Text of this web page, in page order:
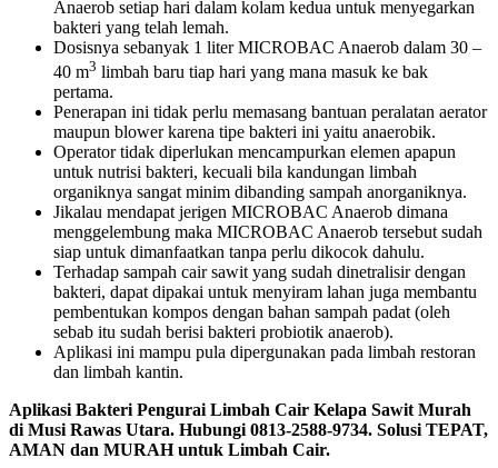
Anaerob setiap hari dalam kolam kedua untuk menyegarkan
bakteri yang telah lemah.
Dosisnya sebanyak 1 liter MICROBAC Anaerob dalam 30 –
40 m3 limbah baru tiap hari yang mana masuk ke bak
pertama.
Penerapan ini tidak perlu memasang bantuan peralatan aerator
maupun blower karena tipe bakteri ini yaitu anaerobik.
Operator tidak diperlukan mencampurkan elemen apapun
untuk nutrisi bakteri, kecuali bila kandungan limbah
organiknya sangat minim dibanding sampah anorganiknya.
Jikalau mendapat jerigen MICROBAC Anaerob dimana
menggelembung maka MICROBAC Anaerob tersebut sudah
siap untuk dimanfaatkan tanpa perlu dikocok dahulu.
Terhadap sampah cair sawit yang sudah dinetralisir dengan
bakteri, dapat dipakai untuk menyiram lahan juga membantu
pembentukan kompos dengan bahan sampah padat (oleh
sebab itu sudah berisi bakteri probiotik anaerob).
Aplikasi ini mampu pula dipergunakan pada limbah restoran
dan limbah kantin.
Aplikasi Bakteri Pengurai Limbah Cair Kelapa Sawit Murah
di Musi Rawas Utara. Hubungi 0813-2588-9734. Solusi TEPAT,
AMAN dan MURAH untuk Limbah Cair.